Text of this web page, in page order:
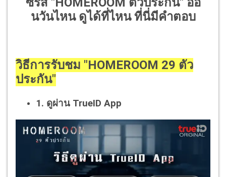
นวันไหน ดูได้ที่ไหน ที่นี่มีคำตอบ
วิธีการรับชม "HOMEROOM 29 ตัว
ประกัน"
1. ดูผ่าน TrueID App